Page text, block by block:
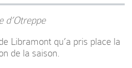
d’Otreppe
Libramont qu’a pris place la
de la saison.